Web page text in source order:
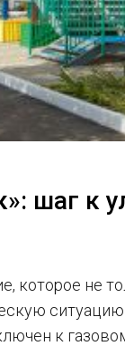
шаг к
которое не
к